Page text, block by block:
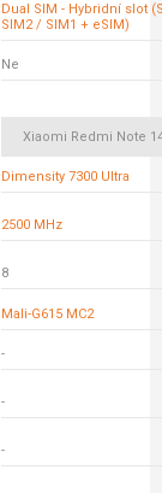
Dual SIM - Hybridní slot
SIM2 / SIM1 + eSIM)
Ne
Xiaomi Redmi Note
Dimensity 7300 Ultra
2500 MHz
8
Mali-G615 MC2
-
-
-